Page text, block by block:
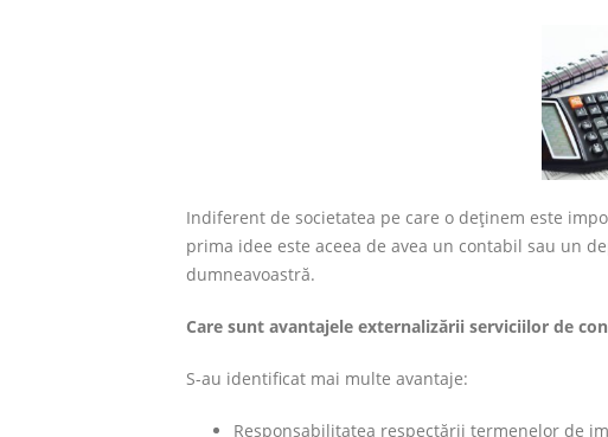
Indiferent de societatea pe care o deținem este
prima idee este aceea de avea un contabil sau un
dumneavoastră.
Care sunt avantajele externalizării serviciilor de
S-au identificat mai multe avantaje:
Responsabilitatea respectării termenelor de